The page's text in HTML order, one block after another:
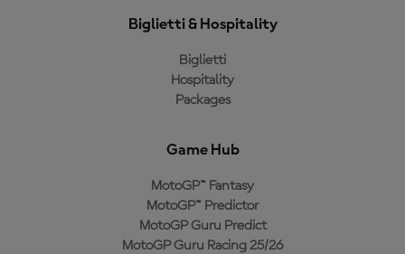
Biglietti & Hospitality
Biglietti
Hospitality
Packages
Game Hub
MotoGP™ Fantasy
MotoGP™ Predictor
MotoGP Guru Predict
MotoGP Guru Racing 25/26